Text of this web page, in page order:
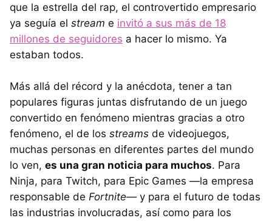
que la estrella del rap, el controvertido empresario
ya seguía el stream e invitó a sus más de 18
millones de seguidores a hacer lo mismo. Ya
estaban todos.
Más allá del récord y la anécdota, tener a tan
populares figuras juntas disfrutando de un juego
convertido en fenómeno mientras gracias a otro
fenómeno, el de los streams de videojuegos,
muchas personas en diferentes partes del mundo
lo ven, es una gran noticia para muchos. Para
Ninja, para Twitch, para Epic Games —la empresa
responsable de Fortnite— y para el futuro de todas
las industrias involucradas, así como para los